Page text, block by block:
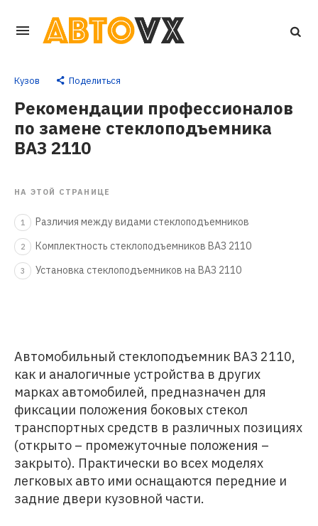
Перейти
основному
контенту
Кузов Поделиться
Рекомендации профессионалов
по замене стеклоподъемника
ВАЗ 2110
НА ЭТОЙ СТРАНИЦЕ
1 Различия между видами стеклоподъемников
2 Комплектность стеклоподъемников ВАЗ 2110
3 Установка стеклоподъемников на ВАЗ 2110
Автомобильный стеклоподъемник ВАЗ 2110,
как и аналогичные устройства в других
марках автомобилей, предназначен для
фиксации положения боковых стекол
транспортных средств в различных позициях
(открыто – промежуточные положения –
закрыто). Практически во всех моделях
легковых авто ими оснащаются передние и
задние двери кузовной части.